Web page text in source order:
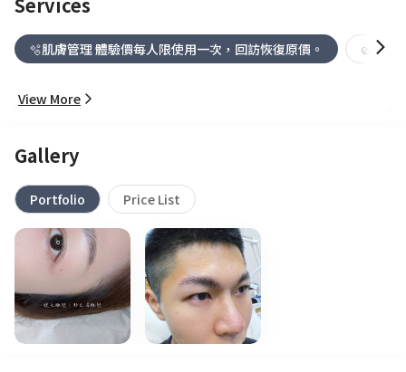
🫧肌膚管理 體驗價每人限使用一次，回訪恢復原價。 🥨睫毛
View More
Gallery
Portfolio Price List